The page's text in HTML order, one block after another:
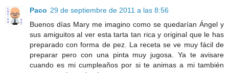
Paco 29 de septiembre de 2011 a las 8:56
Buenos días Mary me imagino como se quedarían Ángel y
sus amiguitos al ver esta tarta tan rica y original que le has
preparado con forma de pez. La receta se ve muy fácil de
preparar pero con una pinta muy jugosa. Ya te avisare
cuando es mi cumpleaños por si te animas a mi también